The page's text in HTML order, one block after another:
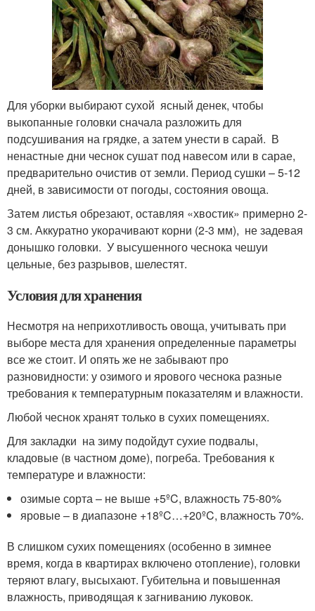
Для уборки выбирают сухой ясный денек, чтобы
выкопанные головки сначала разложить для
подсушивания на грядке, а затем унести в сарай. В
ненастные дни чеснок сушат под навесом или в сарае,
предварительно очистив от земли. Период сушки – 5-12
дней, в зависимости от погоды, состояния овоща.
Затем листья обрезают, оставляя «хвостик» примерно 2-
3 см. Аккуратно укорачивают корни (2-3 мм), не задевая
донышко головки. У высушенного чеснока чешуи
цельные, без разрывов, шелестят.
Условия для хранения
Несмотря на неприхотливость овоща, учитывать при
выборе места для хранения определенные параметры
все же стоит. И опять же не забывают про
разновидности: у озимого и ярового чеснока разные
требования к температурным показателям и влажности.
Любой чеснок хранят только в сухих помещениях.
Для закладки на зиму подойдут сухие подвалы,
кладовые (в частном доме), погреба. Требования к
температуре и влажности:
озимые сорта – не выше +5ºC, влажность 75-80%
яровые – в диапазоне +18ºC…+20ºC, влажность 70%.
В слишком сухих помещениях (особенно в зимнее
время, когда в квартирах включено отопление), головки
теряют влагу, высыхают. Губительна и повышенная
влажность, приводящая к загниванию луковок.